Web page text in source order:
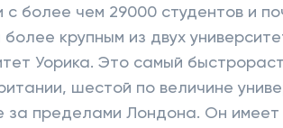
с более чем 29000 студентов и
более крупным из двух
Уорика. Это самый
шестой по величине
за пределами Лондона. Он имеет